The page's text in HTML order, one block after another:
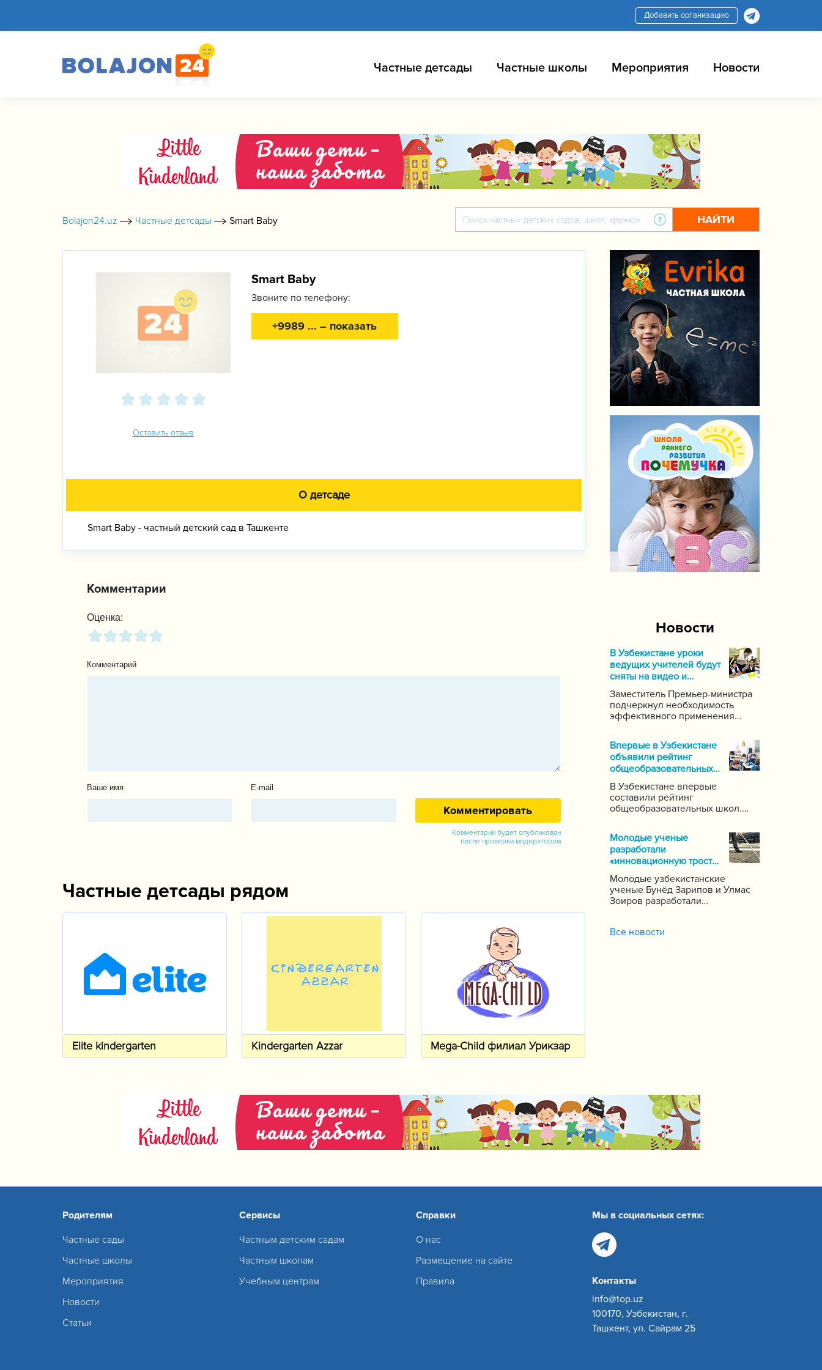
Добавить организацию
Частные детсады Частные школы Мероприятия Новости
Bolajon24.uz Частные детсады Smart Baby НАЙТИ
Оставить отзыв
Smart Baby
Звоните по телефону:
+9989 ... – показать
О детсаде
Smart Baby - частный детский сад в Ташкенте
Комментарии
Оценка:
Комментарий
Ваше имя E-mail
Комментарий будет опубликован
после проверки модератором
Частные детсады рядом
Elite kindergarten Kindergarten Azzar Mega-Child филиал Урикзар
Новости
В Узбекистане уроки
ведущих учителей будут
сняты на видео и
выложены в Интернет
Заместитель Премьер-министра
подчеркнул необходимость
эффективного применения
и коммуникационных технологий
в данной области. Он поручил
создать систему для
размещения в интернете видео-
уроков самых ведущих учителей
по каждому предмету.
Впервые в Узбекистане
объявили рейтинг
общеобразовательных
школ
В Узбекистане впервые
составили рейтинг
общеобразовательных школ.
почти 1000 школ по стране,
сообщает пресс-служба
Государственной инспекции по
надзору за качеством
образования при Кабинете
Министров Республики
Узбекистан.
Молодые ученые
разработали
«инновационную трость»
для слепых
Молодые узбекистанские
ученые Бунёд Зарипов и Улмас
Зоиров разработали
слуха.
Все новости
Родителям
Частные сады
Частные школы
Мероприятия
Новости
Статьи
Сервисы
Частным детским садам
Частным школам
Учебным центрам
Справки
О нас
Размещение на сайте
Правила
Мы в социальных сетях:
Контакты
info@top.uz
100170, Узбекистан, г.
Ташкент, ул. Сайрам 25